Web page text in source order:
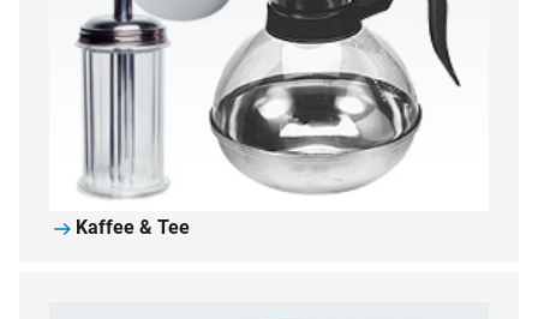
Kaffee & Tee